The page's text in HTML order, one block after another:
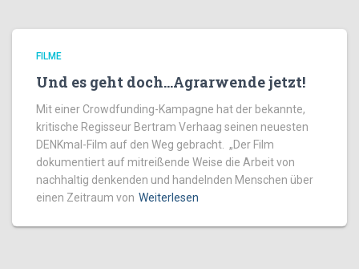
FILME
Und es geht doch…Agrarwende jetzt!
Mit einer Crowdfunding-Kampagne hat der bekannte,
kritische Regisseur Bertram Verhaag seinen neuesten
DENKmal-Film auf den Weg gebracht. „Der Film
dokumentiert auf mitreißende Weise die Arbeit von
nachhaltig denkenden und handelnden Menschen über
einen Zeitraum von Weiterlesen